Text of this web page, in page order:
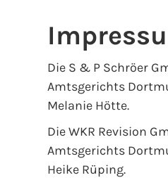
Die S & P Schröer
Amtsgerichts
Melanie Hötte.
Die WKR Revision
Amtsgerichts
Heike Rüping.